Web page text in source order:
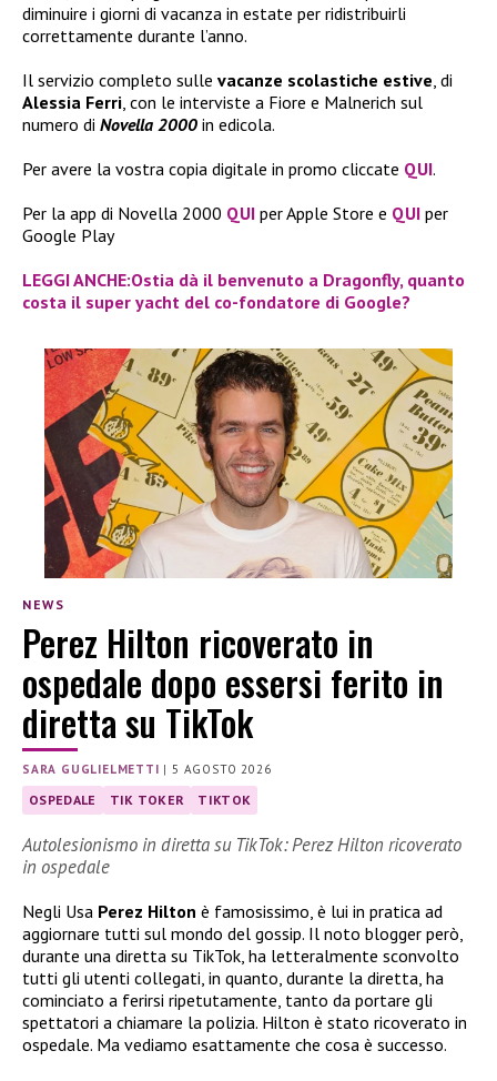
diminuire i giorni di vacanza in estate per ridistribuirli
correttamente durante l’anno.
Il servizio completo sulle vacanze scolastiche estive , di
Alessia Ferri , con le interviste a Fiore e Malnerich sul
numero di Novella 2000 in edicola.
Per avere la vostra copia digitale in promo cliccate QUI.
Per la app di Novella 2000 QUI per Apple Store e QUI per
Google Play
LEGGI ANCHE:Ostia dà il benvenuto a Dragonfly, quanto
costa il super yacht del co-fondatore di Google?
NEWS
Perez Hilton ricoverato in
ospedale dopo essersi ferito in
diretta su TikTok
SARA GUGLIELMETTI |5 AGOSTO 2026
OSPEDALE TIK TOKER TIKTOK
Autolesionismo in diretta su TikTok: Perez Hilton ricoverato
in ospedale
Negli Usa Perez Hilton è famosissimo, è lui in pratica ad
aggiornare tutti sul mondo del gossip. Il noto blogger però,
durante una diretta su TikTok, ha letteralmente sconvolto
tutti gli utenti collegati, in quanto, durante la diretta, ha
cominciato a ferirsi ripetutamente, tanto da portare gli
spettatori a chiamare la polizia. Hilton è stato ricoverato in
ospedale. Ma vediamo esattamente che cosa è successo.